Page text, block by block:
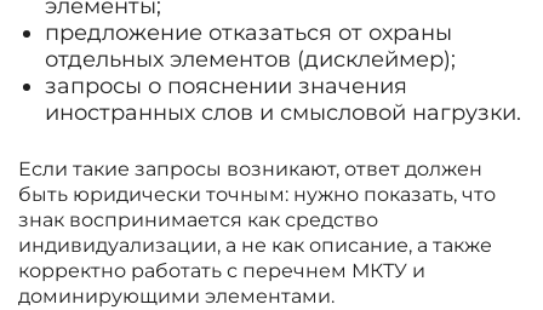
элементы;
предложение отказаться от охраны
отдельных элементов (дисклеймер);
запросы о пояснении значения
иностранных слов и смысловой нагрузки.
Если такие запросы возникают, ответ должен
быть юридически точным: нужно показать, что
знак воспринимается как средство
индивидуализации, а не как описание, а также
корректно работать с перечнем МКТУ и
доминирующими элементами.